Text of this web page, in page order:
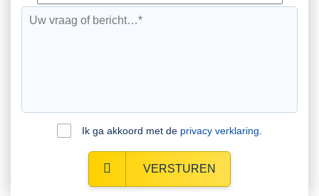
Ik ga akkoord met de privacy verklaring
VERSTUREN